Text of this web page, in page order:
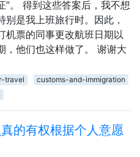
”。 得到这些答案后，我不想
别是我上班旅行时。因此，
机票的同事更改航班日期以
，他们也这样做了。 谢谢大
travel
customs-and-immigration
的有权根据个人意愿